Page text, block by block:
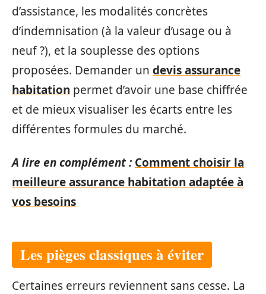
d’assistance, les modalités concrètes
d’indemnisation (à la valeur d’usage ou à
neuf ?), et la souplesse des options
proposées. Demander un devis assurance
habitation permet d’avoir une base chiffrée
et de mieux visualiser les écarts entre les
différentes formules du marché.
A lire en complément : Comment choisir la
meilleure assurance habitation adaptée à
vos besoins
Les pièges classiques à éviter
Certaines erreurs reviennent sans cesse. La